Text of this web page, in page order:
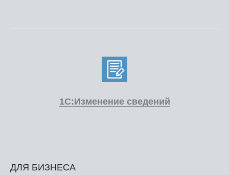
1С:Изменение сведений
ДЛЯ БИЗНЕСА